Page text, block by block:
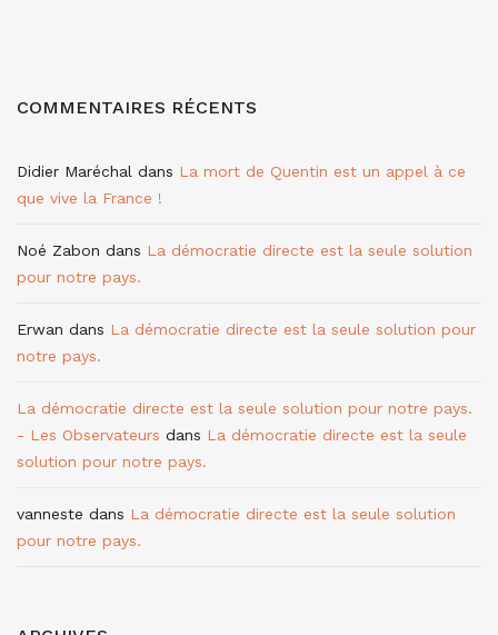
COMMENTAIRES RÉCENTS
Didier Maréchal dans La mort de Quentin est un appel à ce
que vive la France !
Noé Zabon dans La démocratie directe est la seule solution
pour notre pays.
Erwan dans La démocratie directe est la seule solution pour
notre pays.
La démocratie directe est la seule solution pour notre pays.
- Les Observateurs dans La démocratie directe est la seule
solution pour notre pays.
vanneste dans La démocratie directe est la seule solution
pour notre pays.